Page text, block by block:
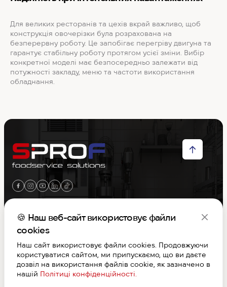
Для великих ресторанів та цехів вкрай важливо, щоб
конструкція овочерізки була розрахована на
безперервну роботу. Це запобігає перегріву двигуна та
гарантує стабільну роботу протягом усієї зміни. Вибір
конкретної моделі має безпосередньо залежати від
потужності закладу, меню та частоти використання
обладнання.
Меню
Контакти
Графік роботи
🍪 Наш веб-сайт використовує файли
cookies
Наш сайт використовує файли cookies. Продовжуючи
користуватися сайтом, ми припускаємо, що ви даєте
дозвіл на використання файлів cookie, як зазначено в
нашій Політиці конфіденційності.